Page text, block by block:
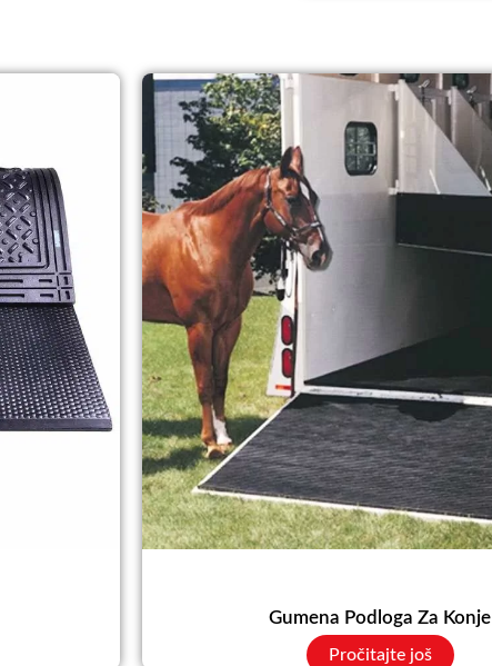
Gumena Podloga Za Konje
Pročitajte još